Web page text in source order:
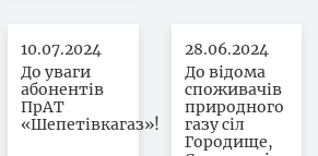
10.07.2024
До уваги
абонентів
ПрАТ
«Шепетівкагаз»!
28.06.2024
До відома
споживачів
природного
газу сіл
Городище,